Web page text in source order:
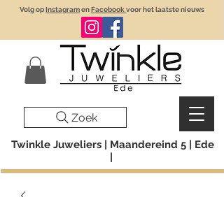
Twinkle Juweliers | Maandereind 5 | Ede
Volg opInstagramenFacebook voor het laatste nieuws
Zoek